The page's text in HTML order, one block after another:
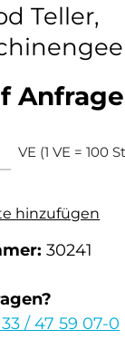
Teller,
Anfrage
den gewünschten
VE (1 VE = 100
hinzufügen
30241
/ 47 59 07-0